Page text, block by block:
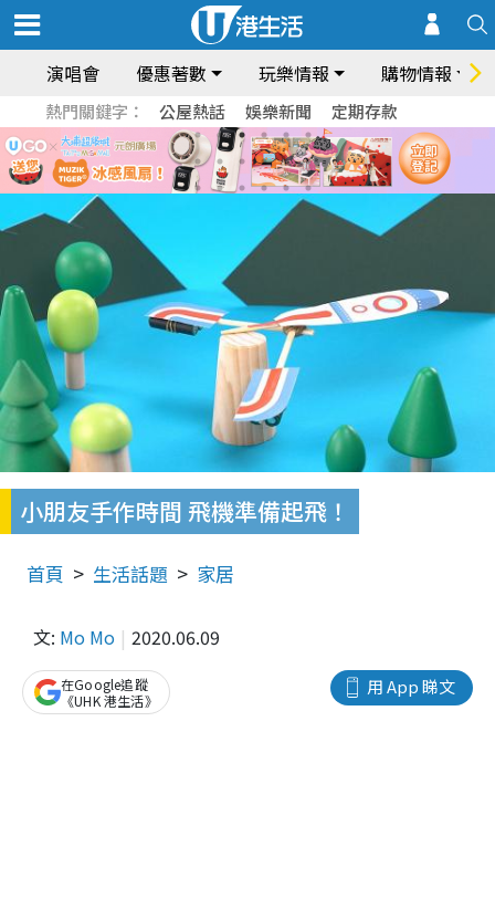
演唱會 優惠著數 玩樂情報 購物情報
熱門關鍵字： 公屋熱話 娛樂新聞 定期存款
小朋友手作時間 飛機準備起飛！
首頁 生活話題 家居
文: Mo Mo 2020.06.09
用 App 睇文
在Google追蹤
《UHK 港生活》